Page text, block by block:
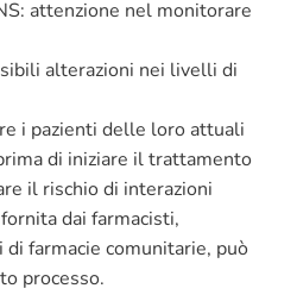
attenzione nel monitorare
alterazioni nei livelli di
i pazienti delle loro attuali
di iniziare il trattamento
il rischio di interazioni
dai farmacisti,
farmacie comunitarie, può
processo.